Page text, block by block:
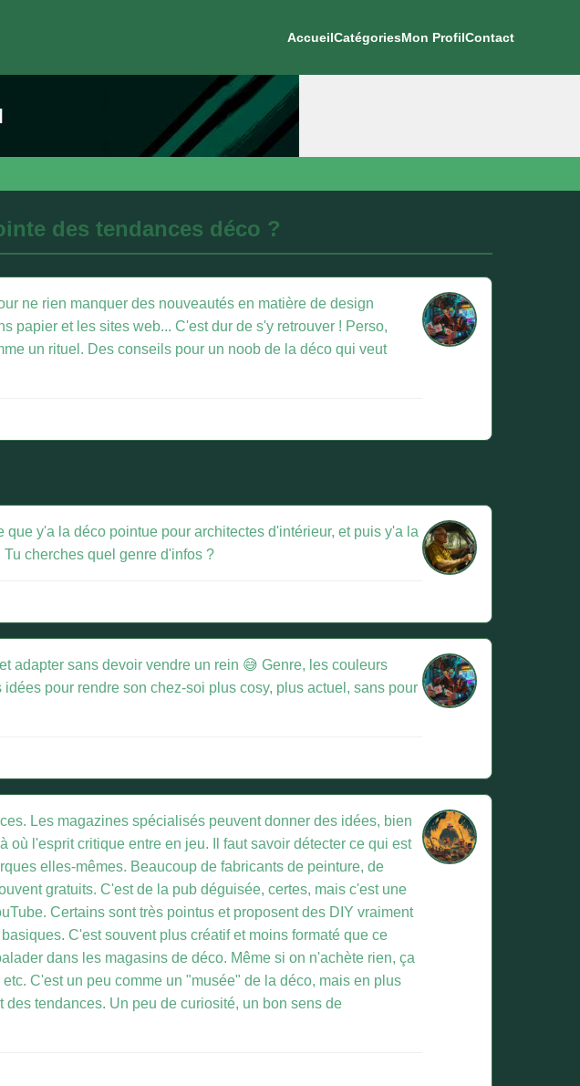
AccueilCatégoriesMon ProfilContact
des tendances déco ?
ne rien manquer des nouveautés en matière de design
papier et les sites web... C'est dur de s'y retrouver ! Perso,
un rituel. Des conseils pour un noob de la déco qui veut
y'a la déco pointue pour architectes d'intérieur, et puis y'a la
cherches quel genre d'infos ?
adapter sans devoir vendre un rein 😅 Genre, les couleurs
pour rendre son chez-soi plus cosy, plus actuel, sans pour
Les magazines spécialisés peuvent donner des idées, bien
où l'esprit critique entre en jeu. Il faut savoir détecter ce qui est
elles-mêmes. Beaucoup de fabricants de peinture, de
gratuits. C'est de la pub déguisée, certes, mais c'est une
Certains sont très pointus et proposent des DIY vraiment
C'est souvent plus créatif et moins formaté que ce
dans les magasins de déco. Même si on n'achète rien, ça
C'est un peu comme un "musée" de la déco, mais en plus
tendances. Un peu de curiosité, un bon sens de